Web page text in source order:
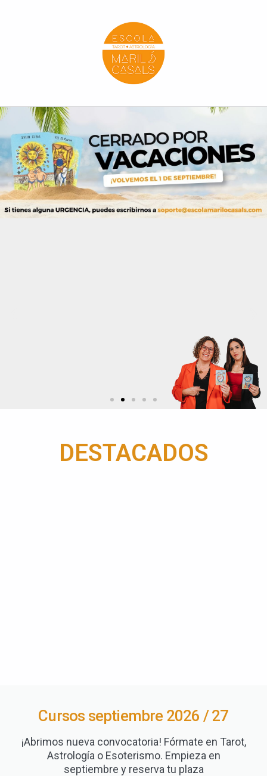
DESTACADOS
Cursos septiembre 2026 / 27
¡Abrimos nueva convocatoria! Fórmate en Tarot,
Astrología o Esoterismo. Empieza en
septiembre y reserva tu plaza